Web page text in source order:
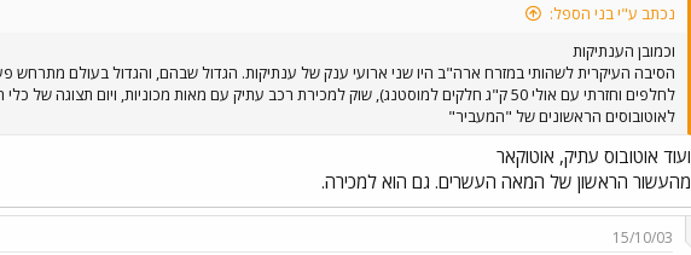
נכתב ע"י בני הספל:
וכמובן הענתיקות
הסיבה העיקרית לשהותי במזרח ארה"ב היו שני ארועי ענק של ענתיקות. הגדול שבהם, והגדול בעולם
לאוטובוסים הראשונים של "המעביר"
ועוד אוטובוס עתיק, אוטוקאר
מהעשור הראשון של המאה העשרים. גם הוא למכירה.
15/10/03